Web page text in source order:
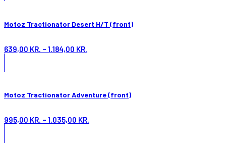
Motoz Tractionator Desert H/T (front)
639,00 KR. – 1.184,00 KR.
Motoz Tractionator Adventure (front)
995,00 KR. – 1.035,00 KR.